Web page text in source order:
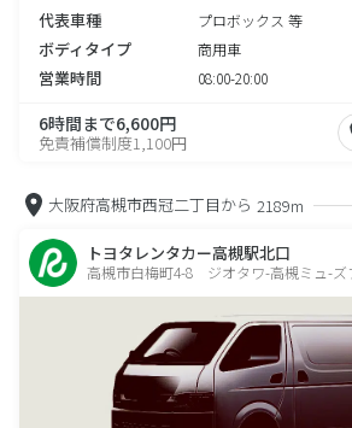
代表車種 プロボックス 等
ボディタイプ 商用車
営業時間 08:00-20:00
6時間まで6,600円
免責補償制度1,100円
大阪府高槻市西冠二丁目から 2189m
トヨタレンタカー高槻駅北口
高槻市白梅町4-8 ジオタワ-高槻ミュ-ズ